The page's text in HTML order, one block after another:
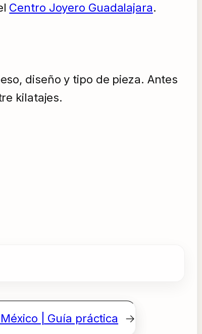
Centro Joyero Guadalajara.
diseño y tipo de pieza. Antes
kilatajes.
| Guía práctica →